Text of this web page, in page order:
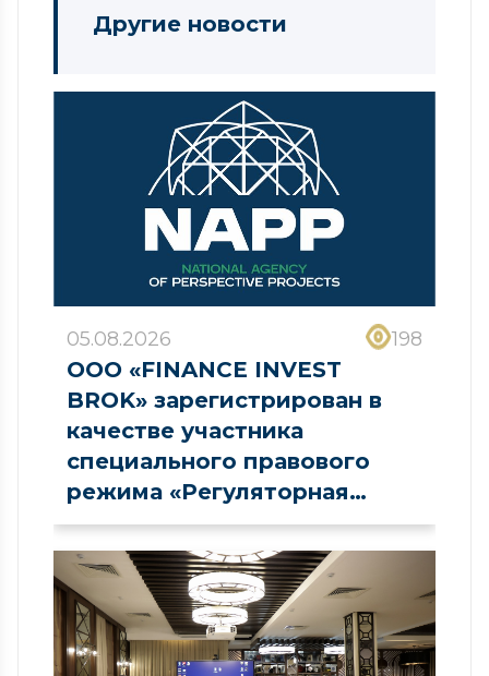
Другие новости
05.08.2026 198
ООО «FINANCE INVEST
BROK» зарегистрирован в
качестве участника
специального правового
режима «Регуляторная
песочница» в сфере рынка
капитала